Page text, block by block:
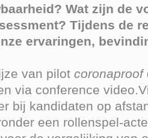
Wat zijn de
Tijdens de
ervaringen,
van pilot coronaproof
via conference
bij kandidaten op
een rollenspel-